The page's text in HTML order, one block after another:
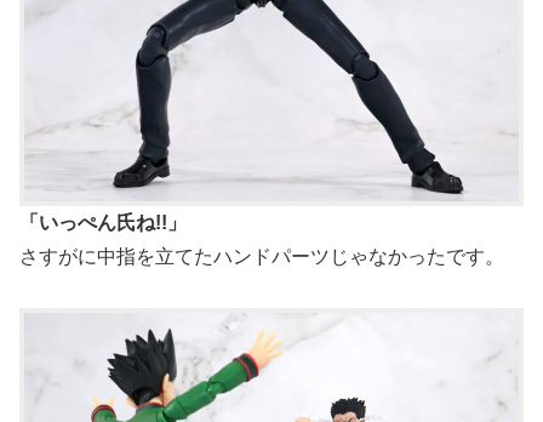
「いっぺん氏ね!!」
さすがに中指を立てたハンドパーツじゃなかったです。